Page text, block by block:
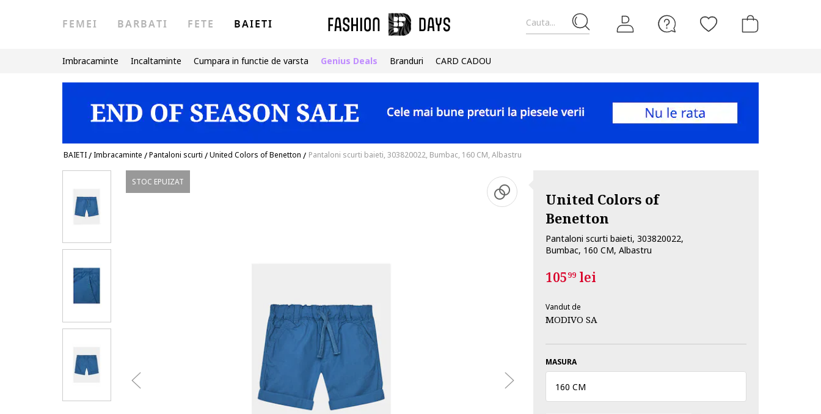
Cauta...
FEMEI BARBATI FETE BAIETI
Imbracaminte Incaltaminte Cumpara in functie de varsta Genius Deals Branduri CARD CADOU
BAIETI/Imbracaminte /Pantaloni scurti /United Colors of Benetton / Pantaloni scurti baieti, 303820022, Bumbac, 160 CM, Albastru
STOC EPUIZAT
United Colors of
Benetton
Pantaloni scurti baieti, 303820022,
Bumbac, 160 CM, Albastru
10599lei
Vandut de
MODIVO SA
MASURA
160 CM